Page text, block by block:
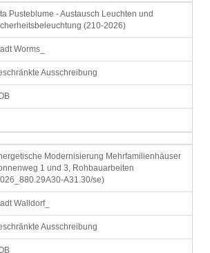
Pusteblume - Austausch Leuchten und
(210-2026)
Worms_
Ausschreibung
Modernisierung Mehrfamilienhäuser
1 und 3, Rohbauarbeiten
A31.30/se)
Walldorf_
Ausschreibung